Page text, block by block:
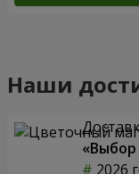
Наши
2026